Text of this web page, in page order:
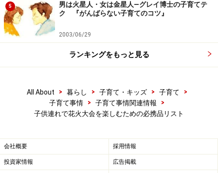
5
男は火星人・女は金星人―グレイ博士の子育てテ
ク 『がんばらない子育てのコツ』
2003/06/29
ランキングをもっと見る
All About > 暮らし > 子育て・キッズ > 子育て
>
子育て事情
> 子育て事情関連情報
>
子供連れで花火大会を楽しむための必携品リスト
会社概要 採用情報
投資家情報 広告掲載